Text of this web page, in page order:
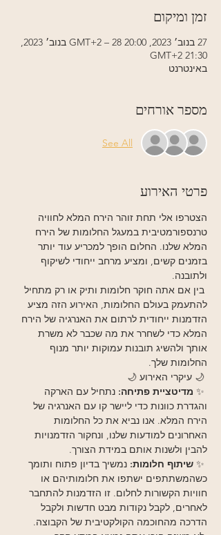
זמן ומיקום
27 בנוב׳ 2023, 20:00 GMT‎+2‎ – 28 בנוב׳ 2023,
21:30 GMT‎+2‎
באינטרנט
מספר אורחים
See All
פרטי האירוע
הצטרפו אלי תחת זוהר הירח המלא לחוויה
טרנספורמטיבית במעגל החלומות של הירח
המלא שלנו. החלום הופך למכריע עוד יותר
בזמנים קשים, ומציע מרחב ייחודי לשיקוף
ולתובנה.
בין אם אתה חוקר חלומות ותיק או רק מתחיל
להתעמק בעולם החלומות, האירוע הזה מציע
הזדמנות ייחודית לרתום את האנרגיה של הירח
המלא כדי לשחרר את מה שכבר לא משרת
אותך ולהשיג תובנות עמוקות יותר מנוף
החלומות שלך.
מדיטציית פתיחה: נתחיל עם הארקה
והגדרת כוונות כדי ליישר קו עם האנרגיה של
הירח המלא. אנו נביא את כל החלומות
האחרונים למודעות שלנו, ונחקור הזדמנויות
להבין ולשנות אותם במידת הצורך.
שיתוף חלומות: נמשיך בדיון פתוח ותומך
כשהמשתתפים ישתפו את חלומותיהם או
חוויות הקשורות לחלום. זו הזדמנות להתחבר
לאחרים, לקבל נקודות מבט חדשות ולקבל
הדרכה מהחוכמה הקולקטיבית של הקבוצה.